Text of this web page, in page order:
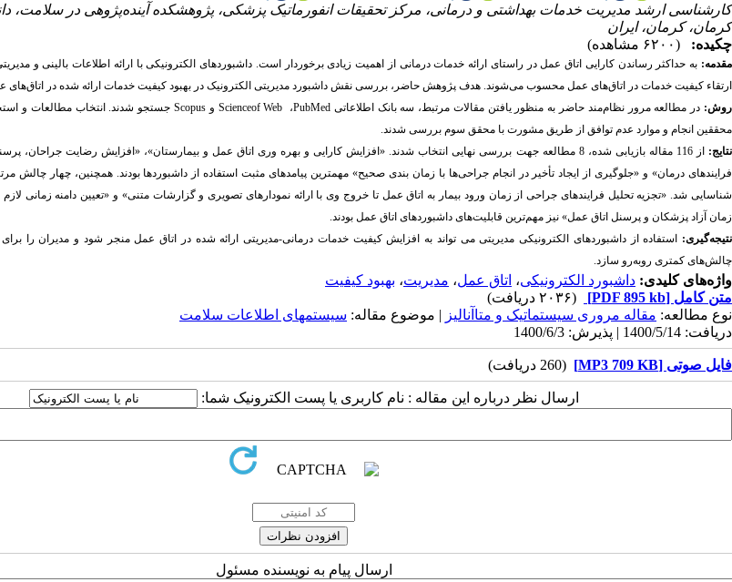
کارشناسی ارشد مدیریت خدمات بهداشتی و درمانی، مرکز تحقیقات انفورماتیک پزشکی، پژوهشکده آینده‌پژوهی در سلامت،
کرمان، کرمان، ایران
چکیده:
(۶۲۰۰ مشاهده)
مقدمه: به حداکثر رساندن کارایی اتاق عمل در راستای ارائه خدمات درمانی از اهمیت زیادی برخوردار است. داشبوردهای الکترونیکی با ارائه اطلاعات بالینی و
ارتقا‌ء کیفیت خدمات در اتاق‌های عمل محسوب می‌شوند. هدف پژوهش حاضر، بررسی نقش داشبورد مدیریتی الکترونیک در بهبود کیفیت خدمات ارائه شده در اتاق‌های
روش: در مطالعه مرور نظاممند حاضر به منظور یافتن مقالات مرتبط، سه بانک اطلاعاتیPubMed، Web
of
Science وScopus جستجو شدند. انتخاب مطالعات و
محققین انجام و موارد عدم توافق از طریق مشورت با محقق سوم بررسی شدند.
نتایج:
از 116 مقاله بازیابی شده، 8 مطالعه جهت بررسی نهایی انتخاب شدند. «افزایش کارایی و بهره وری اتاق عمل و بیمارستان»، «افزایش رضایت
فرایندهای درمان» و «جلوگیری از ایجاد تأخیر در انجام جراحی‌ها با زمان بندی صحیح» مهمترین پیامدهای مثبت استفاده از داشبوردها بودند. همچنین، چهار چالش
شناسایی شد. «تجزیه تحلیل فرایندهای جراحی از زمان ورود بیمار به اتاق عمل تا خروج وی با ارائه نمودارهای تصویری و گزارشات متنی» و «تعیین دامنه زمانی
زمان آزاد پزشکان و پرسنل اتاق عمل» نیز مهم‌ترین قابلیت‌های داشبوردهای اتاق عمل بودند.
نتیجه‌گیری: استفاده از داشبوردهای الکترونیکی مدیریتی می تواند به افزایش کیفیت خدمات درمانی-مدیریتی ارائه شده در اتاق عمل منجر شود و مدیران را برای
چالش‌های کمتری روبه‌رو سازد.
واژه‌های کلیدی: داشبورد الکترونیکی، اتاق عمل، مدیریت، بهبود کیفیت
متن کامل [PDF 895 kb]
(۲۰۳۶ دریافت)
نوع مطالعه: مقاله مروری سیستماتیک و متاآنالیز | موضوع مقاله: سیستمهای اطلاعات سلامت
دریافت: 1400/5/14 | پذیرش: 1400/6/3
فایل صوتی [MP3 709 KB] (260 دریافت)
ارسال نظر درباره این مقاله : نام کاربری یا پست الکترونیک شما:
ارسال پیام به نویسنده مسئول